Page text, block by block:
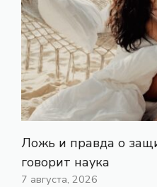
Ложь и правда о
говорит наука
7 августа, 2026